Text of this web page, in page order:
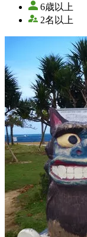
6歳以上
2名以上